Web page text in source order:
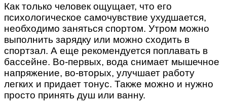
Как только человек ощущает, что его
психологическое самочувствие ухудшается,
необходимо заняться спортом. Утром можно
выполнить зарядку или можно сходить в
спортзал. А еще рекомендуется поплавать в
бассейне. Во-первых, вода снимает мышечное
напряжение, во-вторых, улучшает работу
легких и придает тонус. Также можно и нужно
просто принять душ или ванну.